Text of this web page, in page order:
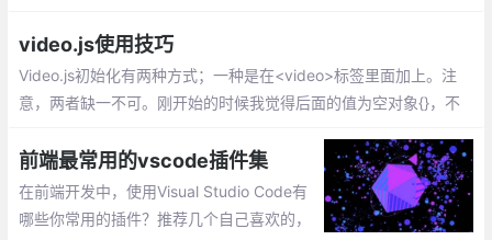
用的验证码插件vue2-verify。但是大家要注意一点
video.js使用技巧
Video.js初始化有两种方式；一种是在<video>标签里面加上。注
意，两者缺一不可。刚开始的时候我觉得后面的值为空对象{}，不
前端最常用的vscode插件集
在前端开发中，使用Visual Studio Code有
哪些你常用的插件？推荐几个自己喜欢的，